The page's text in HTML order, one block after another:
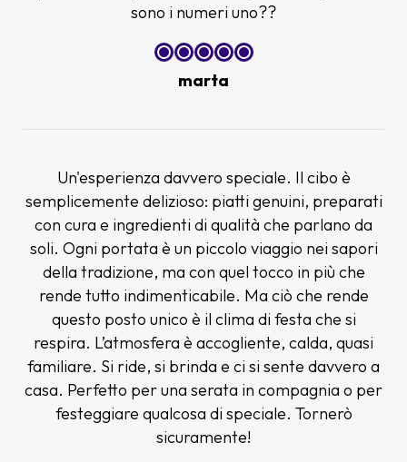
sono i numeri uno??
marta
Un'esperienza davvero speciale. Il cibo è
semplicemente delizioso: piatti genuini, preparati
con cura e ingredienti di qualità che parlano da
soli. Ogni portata è un piccolo viaggio nei sapori
della tradizione, ma con quel tocco in più che
rende tutto indimenticabile. Ma ciò che rende
questo posto unico è il clima di festa che si
respira. L’atmosfera è accogliente, calda, quasi
familiare. Si ride, si brinda e ci si sente davvero a
casa. Perfetto per una serata in compagnia o per
festeggiare qualcosa di speciale. Tornerò
sicuramente!